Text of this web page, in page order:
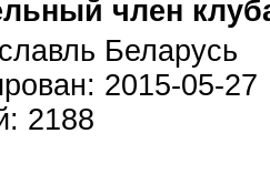
член
Беларусь
2015-05-27
2188